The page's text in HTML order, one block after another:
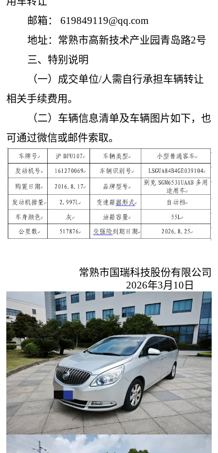
邮箱： 619849119@qq.com
地址：常熟市高新技术产业园青岛路2号
三、特别说明
（一）成交单位/人需自行承担车辆转让
相关手续费用。
（二）车辆信息清单及车辆图片如下，也
可通过微信或邮件索取。
常熟市国瑞科技股份有限公司
2026年3月10日